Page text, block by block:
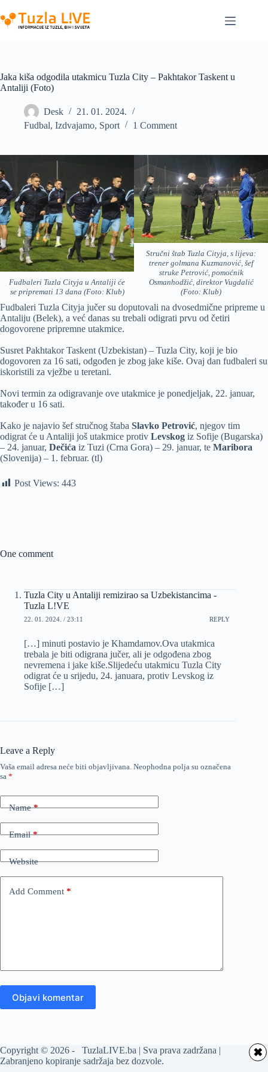
to
content
Jaka kiša odgodila utakmicu Tuzla City – Pakhtakor Taskent u
Antaliji (Foto)
Desk
21. 01. 2024.
Fudbal, Izdvajamo, Sport 1 Comment
Fudbaleri Tuzla Cityja u Antaliji će
se pripremati 13 dana (Foto: Klub)
Stručni štab Tuzla Cityja, s lijeva:
trener golmana Kuzmanović, šef
struke Petrović, pomoćnik
Osmanhodžić, direktor Vugdalić
(Foto: Klub)
Fudbaleri Tuzla Cityja jučer su doputovali na dvosedmične pripreme u
Antaliju (Belek), a već danas su trebali odigrati prvu od četiri
dogovorene pripremne utakmice.
Susret Pakhtakor Taskent (Uzbekistan) – Tuzla City, koji je bio
dogovoren za 16 sati, odgođen je zbog jake kiše. Ovaj dan fudbaleri su
iskoristili za vježbe u teretani.
Novi termin za odigravanje ove utakmice je ponedjeljak, 22. januar,
također u 16 sati.
Kako je najavio šef stručnog štaba Slavko Petrović, njegov tim
odigrat će u Antaliji još utakmice protiv Levskog iz Sofije (Bugarska)
– 24. januar, Dečića iz Tuzi (Crna Gora) – 29. januar, te Maribora
(Slovenija) – 1. februar. (tl)
Post Views: 443
One comment
Tuzla City u Antaliji remizirao sa Uzbekistancima -
Tuzla L!VE
22. 01. 2024. / 23:11 REPLY
[…] minuti postavio je Khamdamov.Ova utakmica
trebala je biti odigrana jučer, ali je odgođena zbog
nevremena i jake kiše.Slijedeću utakmicu Tuzla City
odigrat će u srijedu, 24. januara, protiv Levskog iz
Sofije […]
Leave a Reply
Vaša email adresa neće biti objavljivana. Neophodna polja su označena
sa *
Name*
Email*
Website
Add Comment *
Objavi komentar
Copyright © 2026 - TuzlaLIVE.ba | Sva prava zadržana |
Zabranjeno kopiranje sadržaja bez dozvole.
✖